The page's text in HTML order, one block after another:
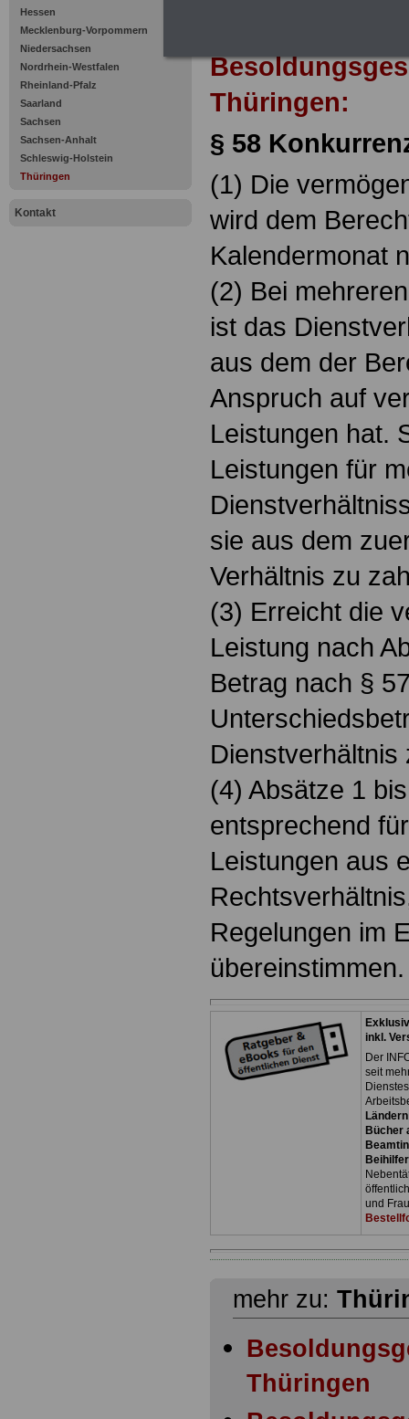
Hessen
Mecklenburg-Vorpommern
Niedersachsen
Nordrhein-Westfalen
Rheinland-Pfalz
Saarland
Sachsen
Sachsen-Anhalt
Schleswig-Holstein
Thüringen
Kontakt
Thüringen:
§ 58
(1) Die
wird dem
Kalendermonat
(2) Bei
ist das
aus dem der
Anspruch auf
Leistungen hat.
Leistungen für
sie aus dem
Verhältnis zu
(3) Erreicht die
Leistung nach
Betrag nach §
Dienstverhältnis
(4) Absätze 1
entsprechend
Leistungen aus
Regelungen im
übereinstimmen.
inkl.
Der
seit
Ländern
Bücher
und
mehr zu:
Thüringen